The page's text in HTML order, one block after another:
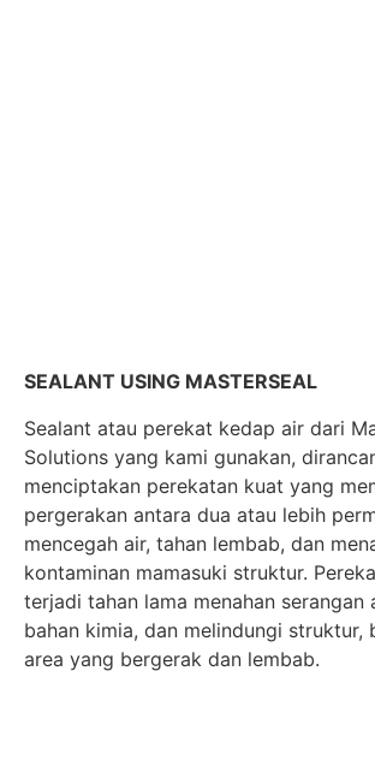
SEALANT USING MASTERSEAL
Sealant atau perekat kedap air dari
Solutions yang kami gunakan,
menciptakan perekatan kuat yang
pergerakan antara dua atau lebih
mencegah air, tahan lembab, dan
kontaminan mamasuki struktur.
terjadi tahan lama menahan serangan
bahan kimia, dan melindungi struktur,
area yang bergerak dan lembab.